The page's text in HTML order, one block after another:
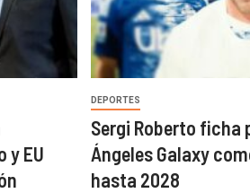
y EU
DEPORTES
Sergi Roberto ficha
Ángeles Galaxy
hasta 2028